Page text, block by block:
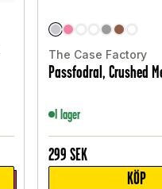
The Case Factory
Passfodral, Crushed
I lager
299 SEK
KÖP